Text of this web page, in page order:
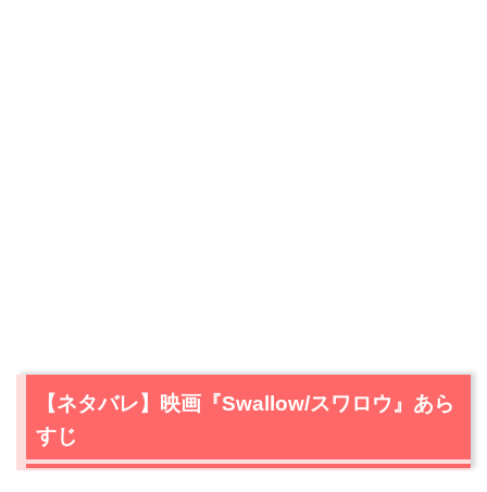
【ネタバレ】映画『Swallow/スワロウ』あら
すじ